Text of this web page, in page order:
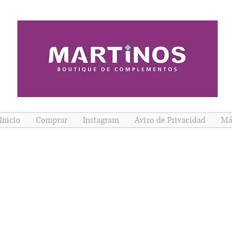
Inicio Comprar Instagram Aviso de Privacidad